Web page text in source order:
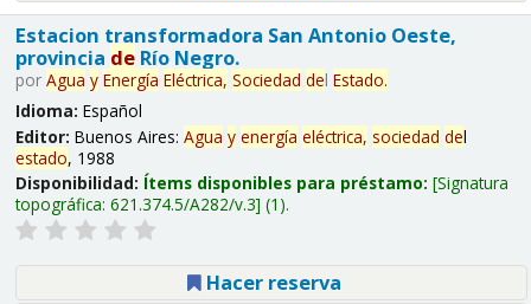
Estacion transformadora San Antonio Oeste,
provincia deRío Negro.
por Agua y Energía Eléctrica, Sociedad del Estado.
Idioma: Español
Editor: Buenos Aires: Agua y energía eléctrica, sociedad del
estado, 1988
Disponibilidad: Ítems disponibles para préstamo: Signatura
topográfica: 621.374.5/A282/v.3 (1).
Hacer reserva